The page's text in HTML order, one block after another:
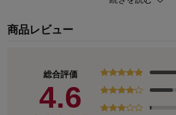
毎日のように気軽に着られて、保育園服に
商品レビュー
総合評価
4.6